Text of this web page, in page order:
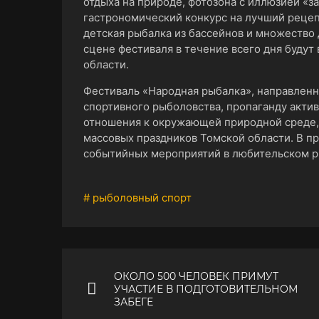
гастрономический конкурс на лучший
детская рыбалка из бассейнов и
сцене фестиваля в течение всего дня
области.
Фестиваль «Народная рыбалка»,
спортивного рыболовства, пропаганду
отношения к окружающей природной
массовых праздников Томской области. В
событийных мероприятий в любительском
# рыболовный спорт
ОКОЛО 500 ЧЕЛОВЕК ПРИМУТ
УЧАСТИЕ В ПОДГОТОВИТЕЛЬНОМ
ЗАБЕГЕ